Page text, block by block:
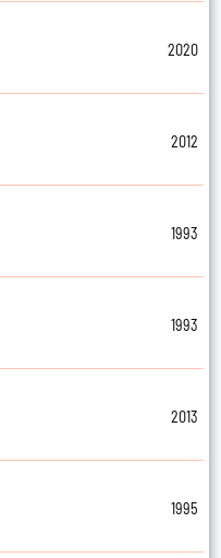
2020
2012
1993
1993
2013
1995